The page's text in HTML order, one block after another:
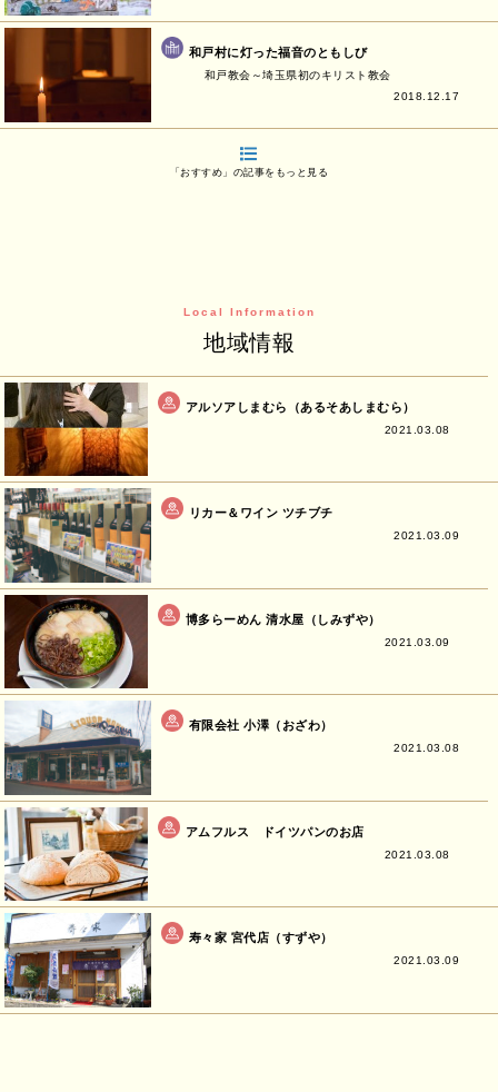
和戸村に灯った福音のともしび
和戸教会～埼玉県初のキリスト教会
2018.12.17
「おすすめ」の記事をもっと見る
Local Information
地域情報
アルソアしまむら（あるそあしまむら）
2021.03.08
リカー＆ワイン ツチブチ
2021.03.09
博多らーめん 清水屋（しみずや）
2021.03.09
有限会社 小澤（おざわ）
2021.03.08
アムフルス ドイツパンのお店
2021.03.08
寿々家 宮代店（すずや）
2021.03.09